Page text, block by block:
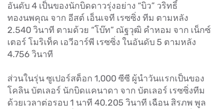
อันดับ 4 เป็นของนักบิดดาวรุ่งอย่าง “บิว” วริทธิ์
ทองนพคุณ จาก อีสต์ เอ็นเจที เรซซิ่ง ทีม ตามหลัง
2.540 วินาที ตามด้วย “โบ๊ท” ณัฐวุฒิ คำหอม จาก เน็กซ์
เตอร์ โมริเท็ค เอวีอาร์พี เรซซิ่ง ในอันดับ 5 ตามหลัง
4.756 วินาที
ส่วนในรุ่น ซูเปอร์สต็อก 1,000 ซีซี ผู้นำวันแรกเป็นของ
โคลิน บัตเลอร์ นักบิดแคนาดา จาก บัตเลอร์ เรซซิ่งทีม
ด้วยเวลาต่อรอบ 1 นาที 40.205 วินาที เฉือน สิรภพ พูล